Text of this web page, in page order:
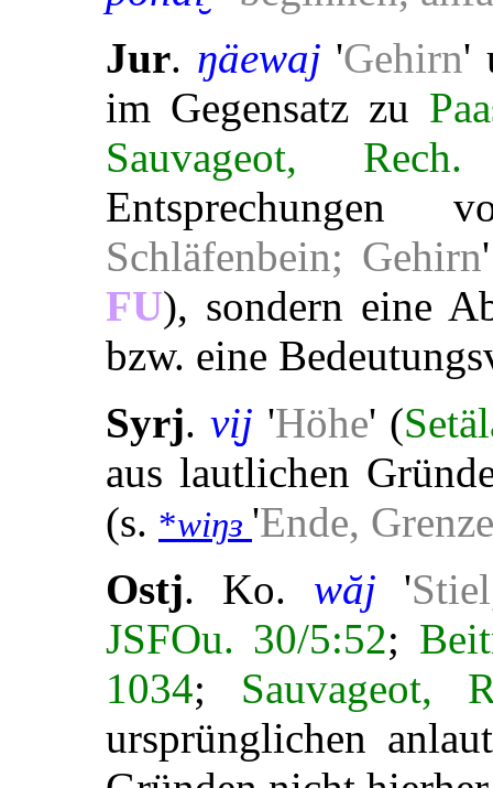
Jur. ŋäewaj 'Gehirn'
im Gegensatz zu
Sauvageot,
Schläfenbein; Gehirn
FU), sondern eine
bzw. eine
Syrj. vi̮j 'Höhe' (
aus lautlichen
(s. *wiŋɜ 'Ende, Grenze
Ostj. Ko. wăj '
JSFOu. 30/5:52;
1034; Sauvageot,
ursprünglichen